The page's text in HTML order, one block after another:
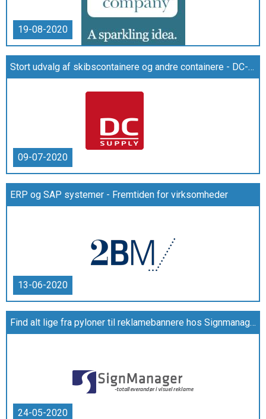
19-08-2020
Stort udvalg af skibscontainere og andre containere - DC-Supply
09-07-2020
ERP og SAP systemer - Fremtiden for virksomheder
13-06-2020
Find alt lige fra pyloner til reklamebannere hos Signmanager
24-05-2020